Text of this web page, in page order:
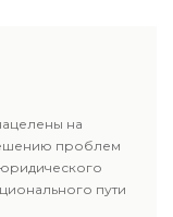
на
проблем
пути